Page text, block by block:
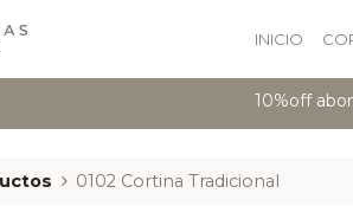
INICIO
10%off
0102 Cortina Tradicional